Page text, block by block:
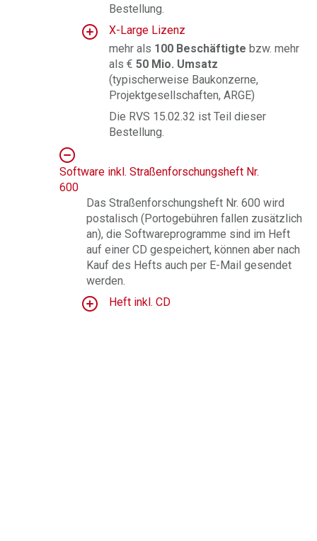
Bestellung.
X-Large Lizenz
mehr als 100 Beschäftigtebzw. mehr
als €50 Mio. Umsatz
(typischerweise Baukonzerne,
Projektgesellschaften, ARGE)
Die RVS 15.02.32 ist Teil dieser
Bestellung.
Software inkl. Straßenforschungsheft Nr.
600
Das Straßenforschungsheft Nr. 600 wird
postalisch (Portogebühren fallen zusätzlich
an), die Softwareprogramme sind im Heft
auf einer CD gespeichert, können aber nach
Kauf des Hefts auch per E-Mail gesendet
werden.
Heft inkl. CD